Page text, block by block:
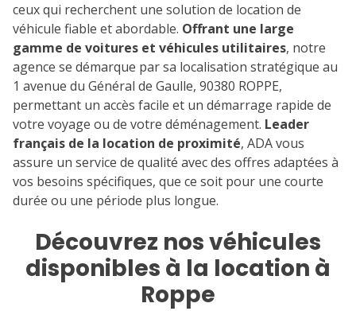
ceux qui recherchent une solution de location de
véhicule fiable et abordable. Offrant une large
gamme de voitures et véhicules utilitaires, notre
agence se démarque par sa localisation stratégique au
1 avenue du Général de Gaulle, 90380 ROPPE,
permettant un accès facile et un démarrage rapide de
votre voyage ou de votre déménagement. Leader
français de la location de proximité, ADA vous
assure un service de qualité avec des offres adaptées à
vos besoins spécifiques, que ce soit pour une courte
durée ou une période plus longue.
Découvrez nos véhicules
disponibles à la location à
Roppe